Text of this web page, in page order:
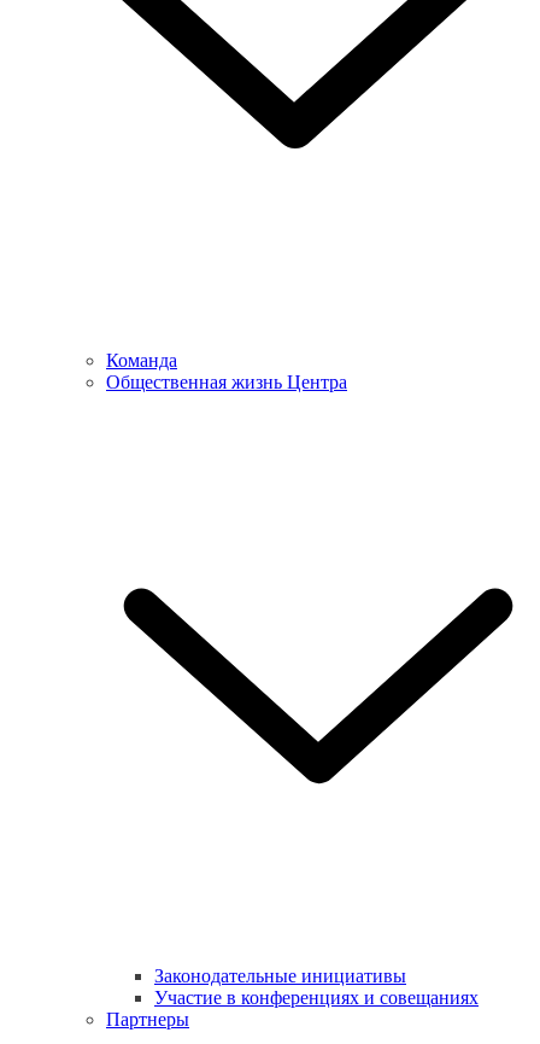
Команда
Общественная жизнь Центра
Законодательные инициативы
Участие в конференциях и совещаниях
Партнеры